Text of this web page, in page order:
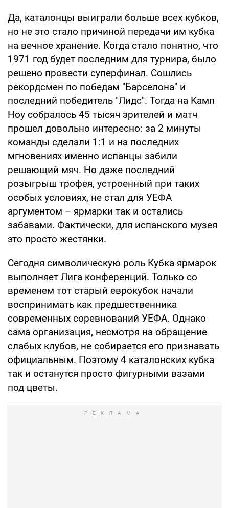
Да, каталонцы выиграли больше всех кубков,
но не это стало причиной передачи им кубка
на вечное хранение. Когда стало понятно, что
1971 год будет последним для турнира, было
решено провести суперфинал. Сошлись
рекордсмен по победам "Барселона" и
последний победитель "Лидс". Тогда на Камп
Ноу собралось 45 тысяч зрителей и матч
прошел довольно интересно: за 2 минуты
команды сделали 1:1 и на последних
мгновениях именно испанцы забили
решающий мяч. Но даже последний
розыгрыш трофея, устроенный при таких
особых условиях, не стал для УЕФА
аргументом – ярмарки так и остались
забавами. Фактически, для испанского музея
это просто жестянки.
Сегодня символическую роль Кубка ярмарок
выполняет Лига конференций. Только со
временем тот старый еврокубок начали
воспринимать как предшественника
современных соревнований УЕФА. Однако
сама организация, несмотря на обращение
слабых клубов, не собирается его признавать
официальным. Поэтому 4 каталонских кубка
так и останутся просто фигурными вазами
под цветы.